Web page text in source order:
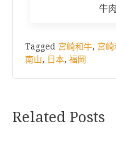
牛
Tagged 宮崎和牛, 宮
南山, 日本, 福岡
Related Posts